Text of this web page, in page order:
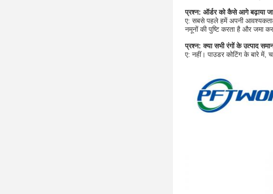
प्रश्न: ऑर्डर को कैसे आगे बढ़ाया
ए: सबसे पहले हमें अपनी
नमूनों की पुष्टि करता है और जमा
प्रश्न: क्या सभी रंगों के उत्पाद
ए: नहीं। पाउडर कोटिंग के बारे में,